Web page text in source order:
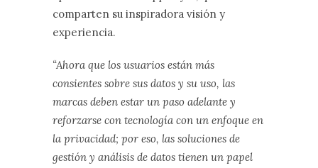
comparten su inspiradora visión y
experiencia.
“Ahora que los usuarios están más
consientes sobre sus datos y su uso, las
marcas deben estar un paso adelante y
reforzarse con tecnología con un enfoque en
la privacidad; por eso, las soluciones de
gestión y análisis de datos tienen un papel